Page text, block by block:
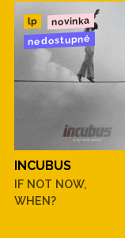
lp novinka
nedostupné
INCUBUS
IF NOT NOW,
WHEN?